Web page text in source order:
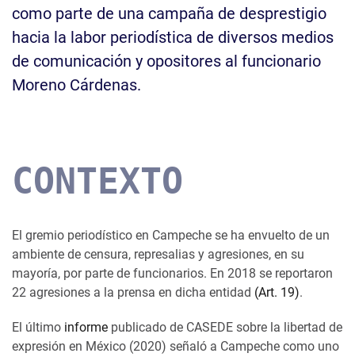
como parte de una campaña de desprestigio
hacia la labor periodística de diversos medios
de comunicación y opositores al funcionario
Moreno Cárdenas.
CONTEXTO
El gremio periodístico en Campeche se ha envuelto de un
ambiente de censura, represalias y agresiones, en su
mayoría, por parte de funcionarios. En 2018 se reportaron
22 agresiones a la prensa en dicha entidad (Art. 19).
El último informe publicado de CASEDE sobre la libertad de
expresión en México (2020) señaló a Campeche como uno